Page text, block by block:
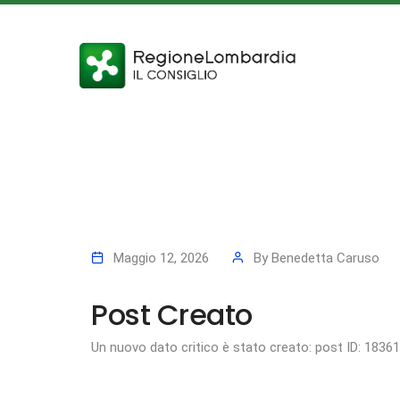
Maggio 12, 2026 By Benedetta Caruso
Post Creato
Un nuovo dato critico è stato creato: post ID: